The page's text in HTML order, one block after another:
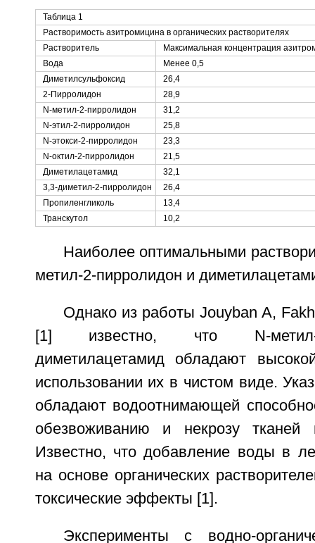
Таблица 1
Растворимость азитромицина в органических растворителях
Растворитель
Максимальная концентрация
Вода
Менее 0,5
Диметилсульфоксид
26,4
2-Пирролидон
28,9
N-метил-2-пирролидон
31,2
N-этил-2-пирролидон
25,8
N-этокси-2-пирролидон
23,3
N-октил-2-пирролидон
21,5
Диметилацетамид
32,1
3,3-диметил-2-пирролидон
26,4
Пропиленгликоль
13,4
Транскутол
10,2
Наиболее оптимальными
метил-2-пирролидон и
Однако из работы Jouyban A,
[1] известно, что N-метил-
диметилацетамид обладают
использовании их в чистом виде.
обладают водоотнимающей
обезвоживанию и некрозу
Известно, что добавление воды в
на основе органических
токсические эффекты [1].
Эксперименты с водно-